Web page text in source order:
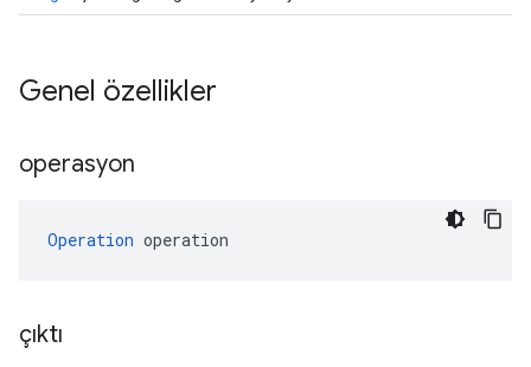
Genel özellikler
operasyon
Operation operation
çıktı